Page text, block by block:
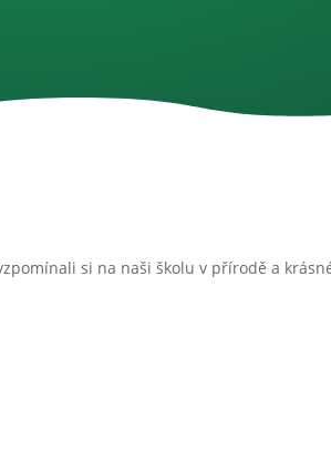
si na naši školu v přírodě a